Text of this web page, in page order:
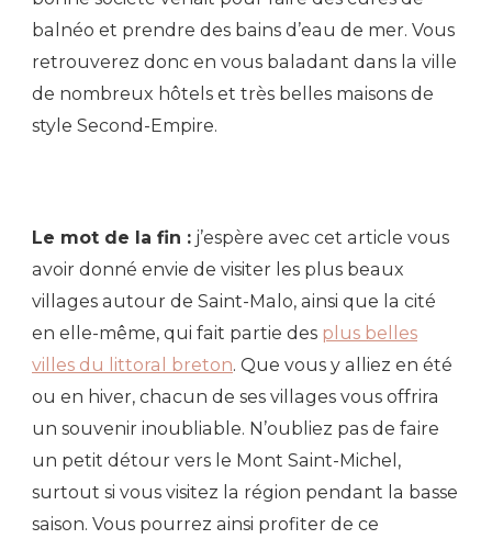
balnéo et prendre des bains d’eau de mer. Vous
retrouverez donc en vous baladant dans la ville
de nombreux hôtels et très belles maisons de
style Second-Empire.
Le mot de la fin : j’espère avec cet article vous
avoir donné envie de visiter les plus beaux
villages autour de Saint-Malo, ainsi que la cité
en elle-même, qui fait partie des plus belles
villes du littoral breton. Que vous y alliez en été
ou en hiver, chacun de ses villages vous offrira
un souvenir inoubliable. N’oubliez pas de faire
un petit détour vers le Mont Saint-Michel,
surtout si vous visitez la région pendant la basse
saison. Vous pourrez ainsi profiter de ce